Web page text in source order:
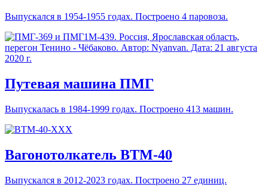
Выпускался в 1954-1955 годах. Построено 4 паровоза.
Путевая машина ПМГ
Выпускалась в 1984-1999 годах. Построено 413 машин.
Вагонотолкатель ВТМ-40
Выпускался в 2012-2023 годах. Построено 27 единиц.